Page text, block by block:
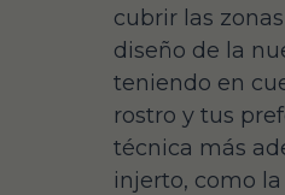
cubrir las
diseño de la
teniendo en
rostro y tus
técnica más
injerto, como la